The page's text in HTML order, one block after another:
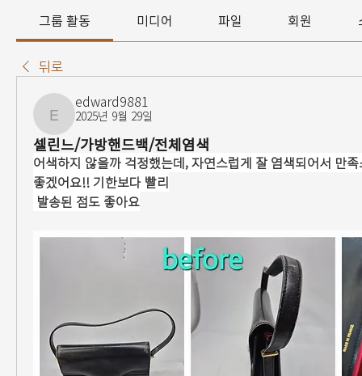
그룹 활동 미디어 파일 회원
뒤로
edward9881
edward9881
2025년 9월 29일
셀린느/가방핸드백/전체염색
어색하지 않을까 걱정했는데, 자연스럽게 잘 염색되어서 만
좋겠어요!! 기한보다 빨리
발송된 점도 좋아요